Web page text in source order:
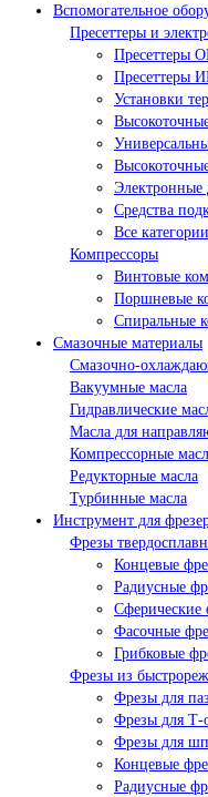
Вспомогательное
Пресеттеры и
Пресеттеры
Установки
Электронные
Средства
Все
Компрессоры
Винтовые
Поршневые
Спиральные
Смазочные материалы
Смазочно-
Вакуумные масла
Гидравлические
Масла для
Компрессорные
Редукторные масла
Турбинные масла
Инструмент для
Фрезы
Концевые
Радиусные
Сферические
Фасочные
Грибковые
Фрезы из
Фрезы для
Фрезы для Т-
Фрезы для
Концевые
Радиусные